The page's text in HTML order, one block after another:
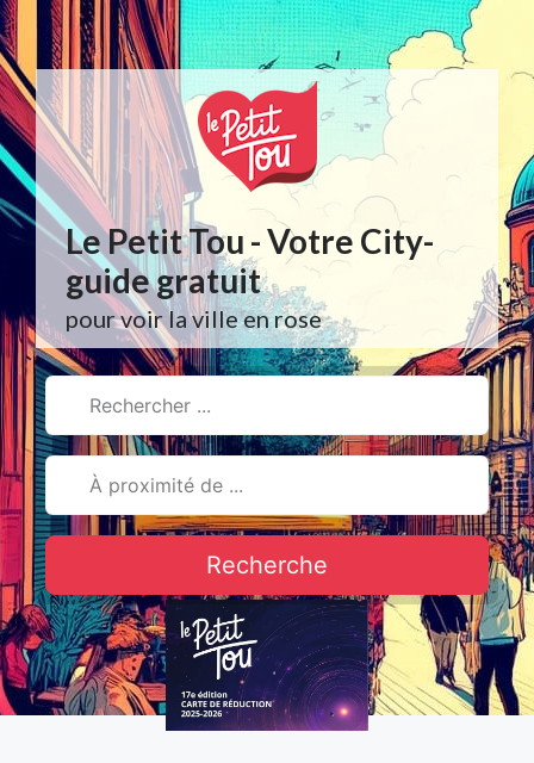
Aller
au
contenu
Le Petit Tou - Votre City-
guide gratuit
pour voir la ville en rose
Recherche